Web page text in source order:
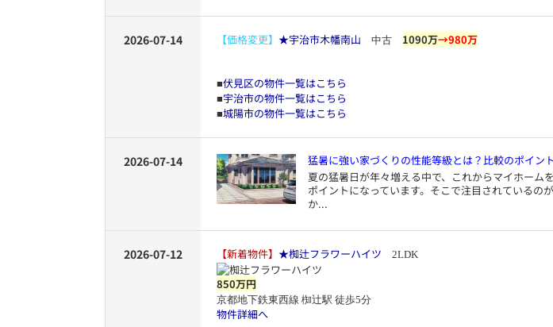
2026-07-14 【価格変更】 ★宇治市木幡南山 中古 1090万→980万
■伏見区の物件一覧はこちら
■宇治市の物件一覧はこちら
■城陽市の物件一覧はこちら
2026-07-14
猛暑に強い家づくりの性能等級とは？比較のポイン
夏の猛暑日が年々増える中で、これからマイホーム
ポイントになっています。そこで注目されているの
か...
2026-07-12 【新着物件】 ★椥辻フラワーハイツ 2LDK
850万円
京都地下鉄東西線 椥辻駅 徒歩5分
物件詳細へ